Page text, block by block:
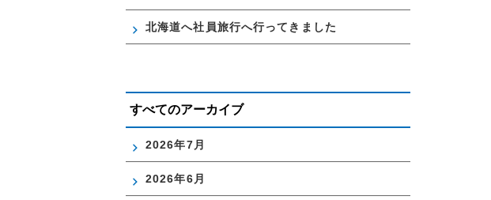
北海道へ社員旅行へ行ってきました
すべてのアーカイブ
2026年7月
2026年6月